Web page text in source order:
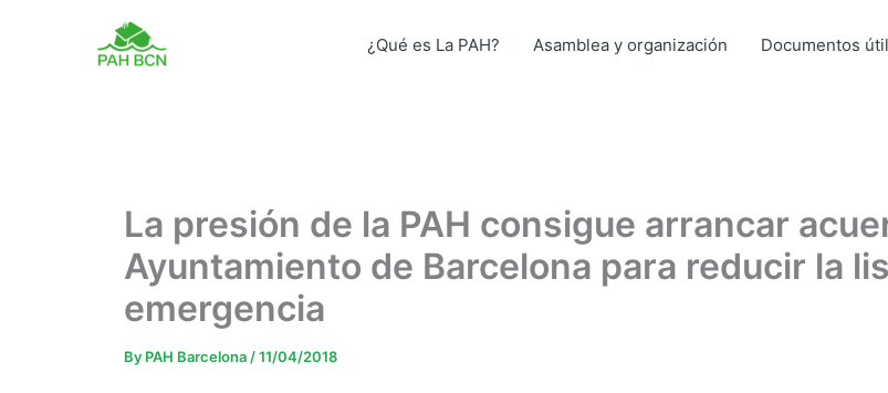
¿Qué es La PAH? Asamblea y organización Documentos
La presión de la PAH consigue arrancar
Ayuntamiento de Barcelona para reducir la
emergencia
By PAH Barcelona /11/04/2018